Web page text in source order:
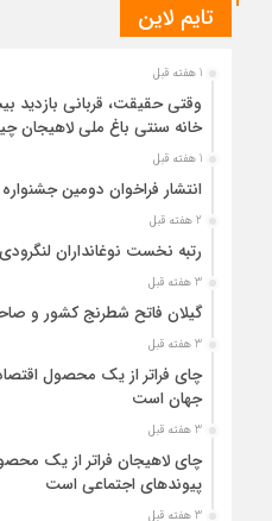
تایم لاین
1 هفته قبل
وقتی حقیقت، قربانی
خانه سنتی باغ ملی لاهیجان
1 هفته قبل
انتشار فراخوان دومین
2 هفته قبل
رتبه نخست نوغانداران
3 هفته قبل
گیلان فاتح شطرنج کشور و
3 هفته قبل
چای فراتر از یک محصول
جهان است
3 هفته قبل
چای لاهیجان فراتر از یک
پیوندهای اجتماعی است
3 هفته قبل